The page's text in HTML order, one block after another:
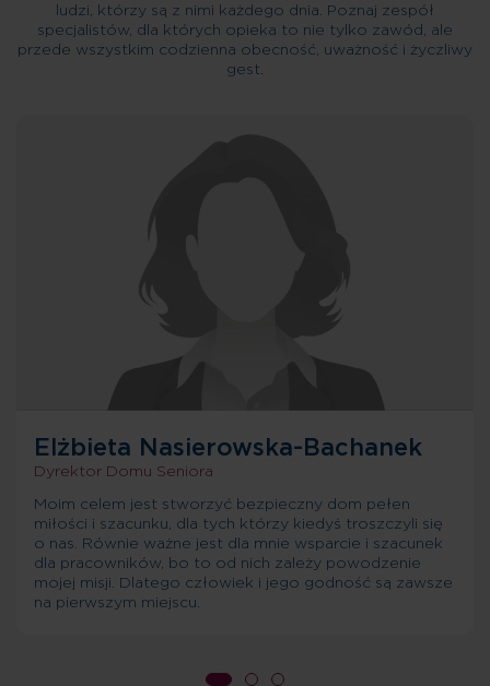
ludzi, którzy są z nimi każdego dnia. Poznaj zespół
specjalistów, dla których opieka to nie tylko zawód, ale
przede wszystkim codzienna obecność, uważność i życzliwy
gest.
Elżbieta Nasierowska-Bachanek
Dyrektor Domu Seniora
Moim celem jest stworzyć bezpieczny dom pełen
miłości i szacunku, dla tych którzy kiedyś troszczyli się
o nas. Równie ważne jest dla mnie wsparcie i szacunek
dla pracowników, bo to od nich zależy powodzenie
mojej misji. Dlatego człowiek i jego godność są zawsze
na pierwszym miejscu.